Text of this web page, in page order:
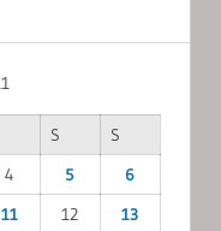
S
S
4 5
6
11 12
13